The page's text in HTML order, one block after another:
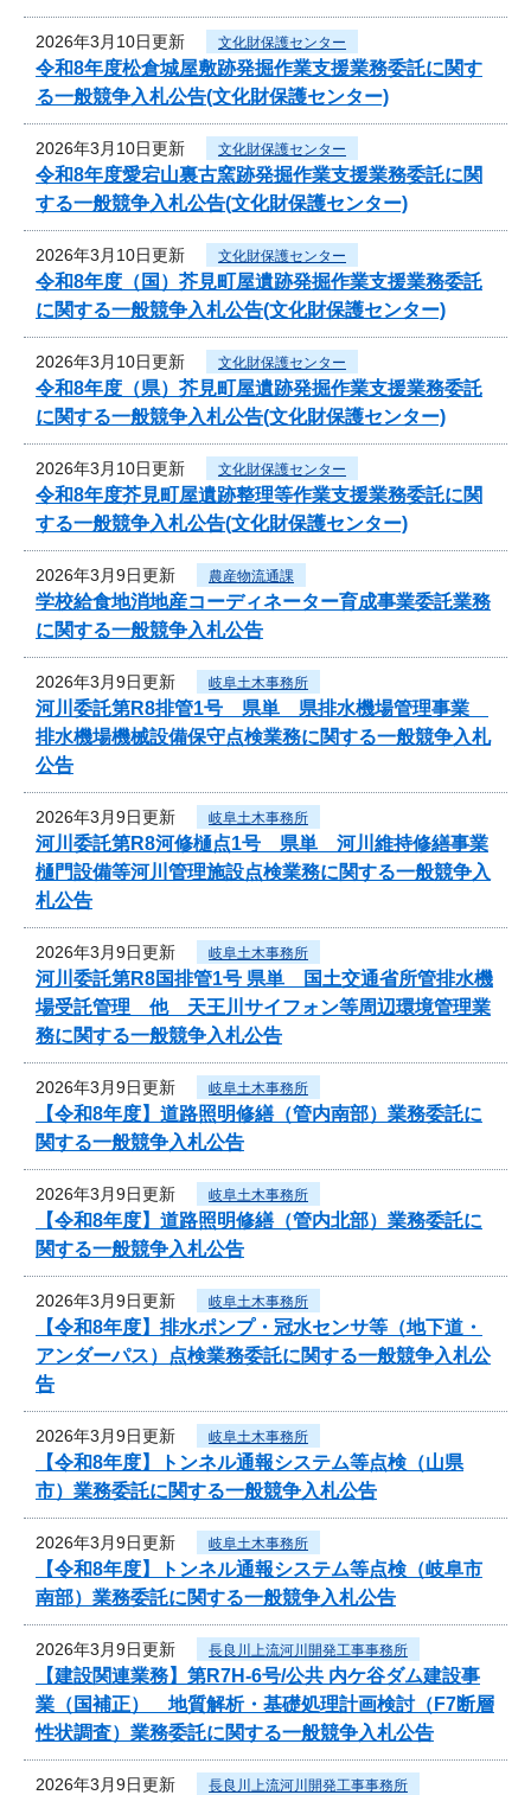
2026年3月10日更新 文化財保護センター
令和8年度松倉城屋敷跡発掘作業支援業務委託に関す
る一般競争入札公告(文化財保護センター)
2026年3月10日更新 文化財保護センター
令和8年度愛宕山裏古窯跡発掘作業支援業務委託に関
する一般競争入札公告(文化財保護センター)
2026年3月10日更新 文化財保護センター
令和8年度（国）芥見町屋遺跡発掘作業支援業務委託
に関する一般競争入札公告(文化財保護センター)
2026年3月10日更新 文化財保護センター
令和8年度（県）芥見町屋遺跡発掘作業支援業務委託
に関する一般競争入札公告(文化財保護センター)
2026年3月10日更新 文化財保護センター
令和8年度芥見町屋遺跡整理等作業支援業務委託に関
する一般競争入札公告(文化財保護センター)
2026年3月9日更新 農産物流通課
学校給食地消地産コーディネーター育成事業委託業務
に関する一般競争入札公告
2026年3月9日更新 岐阜土木事務所
河川委託第R8排管1号 県単 県排水機場管理事業
排水機場機械設備保守点検業務に関する一般競争入札
公告
2026年3月9日更新 岐阜土木事務所
河川委託第R8河修樋点1号 県単 河川維持修繕事業
樋門設備等河川管理施設点検業務に関する一般競争入
札公告
2026年3月9日更新 岐阜土木事務所
河川委託第R8国排管1号 県単 国土交通省所管排水機
場受託管理 他 天王川サイフォン等周辺環境管理業
務に関する一般競争入札公告
2026年3月9日更新 岐阜土木事務所
【令和8年度】道路照明修繕（管内南部）業務委託に
関する一般競争入札公告
2026年3月9日更新 岐阜土木事務所
【令和8年度】道路照明修繕（管内北部）業務委託に
関する一般競争入札公告
2026年3月9日更新 岐阜土木事務所
【令和8年度】排水ポンプ・冠水センサ等（地下道・
アンダーパス）点検業務委託に関する一般競争入札公
告
2026年3月9日更新 岐阜土木事務所
【令和8年度】トンネル通報システム等点検（山県
市）業務委託に関する一般競争入札公告
2026年3月9日更新 岐阜土木事務所
【令和8年度】トンネル通報システム等点検（岐阜市
南部）業務委託に関する一般競争入札公告
2026年3月9日更新 長良川上流河川開発工事事務所
【建設関連業務】第R7H-6号/公共 内ケ谷ダム建設事
業（国補正） 地質解析・基礎処理計画検討（F7断層
性状調査）業務委託に関する一般競争入札公告
2026年3月9日更新 長良川上流河川開発工事事務所